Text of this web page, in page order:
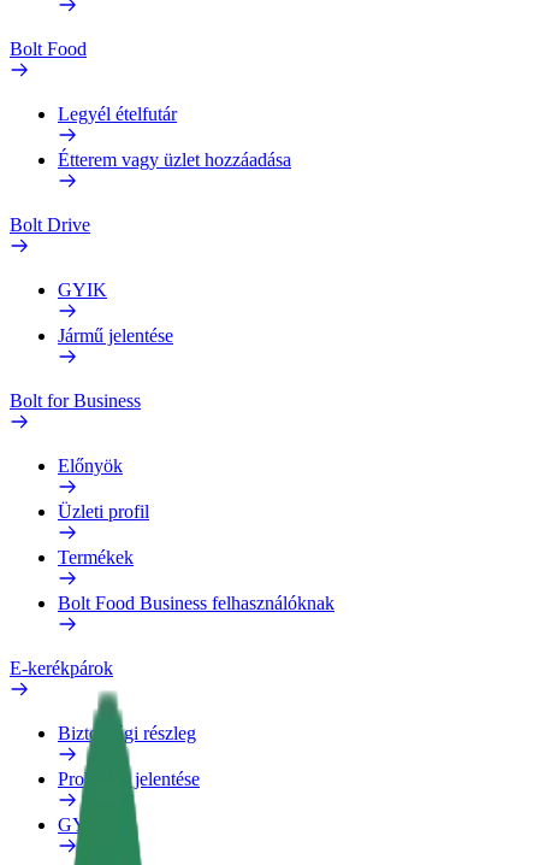
Bolt Food
Legyél ételfutár
Étterem vagy üzlet hozzáadása
Bolt Drive
GYIK
Jármű jelentése
Bolt for Business
Előnyök
Üzleti profil
Termékek
Bolt Food Business felhasználóknak
E-kerékpárok
Biztonsági részleg
Probléma jelentése
GYIK